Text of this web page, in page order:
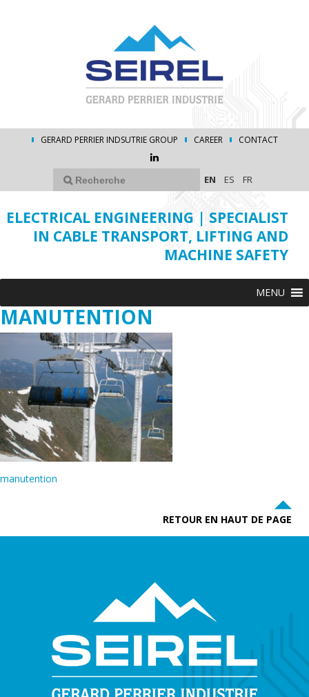
GERARD PERRIER INDSUTRIE GROUP CAREER CONTACT
EN ES FR
ELECTRICAL ENGINEERING | SPECIALIST
IN CABLE TRANSPORT, LIFTING AND
MACHINE SAFETY
MENU
MANUTENTION
manutention
RETOUR EN HAUT DE PAGE